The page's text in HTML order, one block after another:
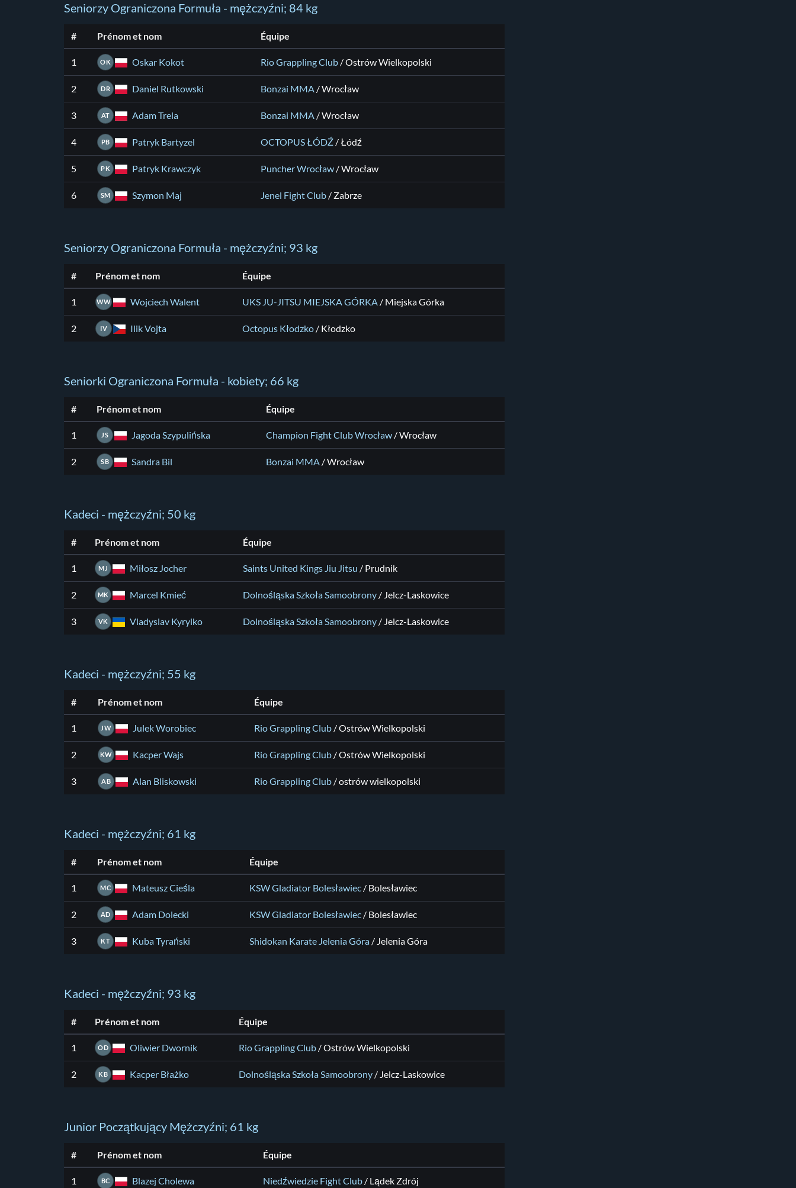
Seniorzy Ograniczona Formuła - mężczyźni; 84 kg
# Prénom et nom Équipe
1 OK Oskar Kokot Rio Grappling Club /Ostrów Wielkopolski
2 DR Daniel Rutkowski Bonzai MMA /Wrocław
3 AT Adam Trela Bonzai MMA /Wrocław
4 PB Patryk Bartyzel OCTOPUS ŁÓDŹ / Łódź
5 PK Patryk Krawczyk Puncher Wrocław /Wrocław
6 SM Szymon Maj Jenel Fight Club / Zabrze
Seniorzy Ograniczona Formuła - mężczyźni; 93 kg
# Prénom et nom Équipe
1 WW Wojciech Walent UKS JU-JITSU MIEJSKA GÓRKA / Miejska Górka
2 IV Ilik Vojta Octopus Kłodzko / Kłodzko
Seniorki Ograniczona Formuła - kobiety; 66 kg
# Prénom et nom Équipe
1 JS Jagoda Szypulińska Champion Fight Club Wrocław /Wrocław
2 SB Sandra Bil Bonzai MMA /Wrocław
Kadeci - mężczyźni; 50 kg
# Prénom et nom Équipe
1 MJ Miłosz Jocher Saints United Kings Jiu Jitsu / Prudnik
2 MK Marcel Kmieć Dolnośląska Szkoła Samoobrony / Jelcz-Laskowice
3 VK Vladyslav Kyrylko Dolnośląska Szkoła Samoobrony / Jelcz-Laskowice
Kadeci - mężczyźni; 55 kg
# Prénom et nom Équipe
1 JW Julek Worobiec Rio Grappling Club /Ostrów Wielkopolski
2 KW Kacper Wajs Rio Grappling Club /Ostrów Wielkopolski
3 AB Alan Bliskowski Rio Grappling Club /ostrów wielkopolski
Kadeci - mężczyźni; 61 kg
# Prénom et nom Équipe
1 MC Mateusz Cieśla KSW Gladiator Bolesławiec / Bolesławiec
2 AD Adam Dolecki KSW Gladiator Bolesławiec / Bolesławiec
3 KT Kuba Tyrański Shidokan Karate Jelenia Góra / Jelenia Góra
Kadeci - mężczyźni; 93 kg
# Prénom et nom Équipe
1 OD Oliwier Dwornik Rio Grappling Club /Ostrów Wielkopolski
2 KB Kacper Błażko Dolnośląska Szkoła Samoobrony / Jelcz-Laskowice
Junior Początkujący Mężczyźni; 61 kg
# Prénom et nom Équipe
1 BC Blazej Cholewa Niedźwiedzie Fight Club / Lądek Zdrój